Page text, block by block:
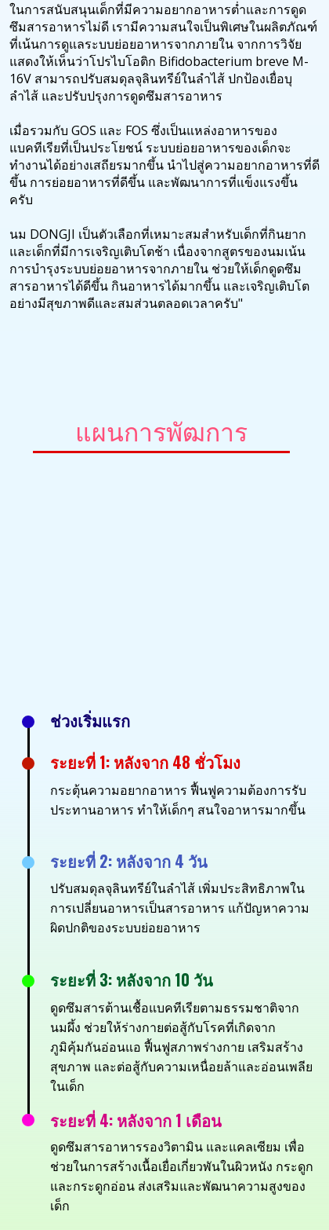
ในการสนับสนุนเด็กที่มีความอยากอาหารต่ำและการดูด
ซึมสารอาหารไม่ดี เรามีความสนใจเป็นพิเศษในผลิตภัณฑ์
ที่เน้นการดูแลระบบย่อยอาหารจากภายใน จากการวิจัย
แสดงให้เห็นว่าโปรไบโอติก Bifidobacterium breve M-
16V สามารถปรับสมดุลจุลินทรีย์ในลำไส้ ปกป้องเยื่อบุ
ลำไส้ และปรับปรุงการดูดซึมสารอาหาร
เมื่อรวมกับ GOS และ FOS ซึ่งเป็นแหล่งอาหารของ
แบคทีเรียที่เป็นประโยชน์ ระบบย่อยอาหารของเด็กจะ
ทำงานได้อย่างเสถียรมากขึ้น นำไปสู่ความอยากอาหารที่ดี
ขึ้น การย่อยอาหารที่ดีขึ้น และพัฒนาการที่แข็งแรงขึ้น
ครับ
นม DONGJI เป็นตัวเลือกที่เหมาะสมสำหรับเด็กที่กินยาก
และเด็กที่มีการเจริญเติบโตช้า เนื่องจากสูตรของนมเน้น
การบำรุงระบบย่อยอาหารจากภายใน ช่วยให้เด็กดูดซึม
สารอาหารได้ดีขึ้น กินอาหารได้มากขึ้น และเจริญเติบโต
อย่างมีสุขภาพดีและสมส่วนตลอดเวลาครับ"
แผนการพัฒการ
ช่วงเริ่มแรก
ระยะที่ 1: หลังจาก 48 ชั่วโมง
ระยะที่ 2: หลังจาก 4 วัน
กระตุ้นความอยากอาหาร ฟื้นฟูความต้องการรับ
ประทานอาหาร ทำให้เด็กๆ สนใจอาหารมากขึ้น
ปรับสมดุลจุลินทรีย์ในลำไส้ เพิ่มประสิทธิภาพใน
การเปลี่ยนอาหารเป็นสารอาหาร แก้ปัญหาความ
ผิดปกติของระบบย่อยอาหาร
ระยะที่ 3: หลังจาก 10 วัน
ดูดซึมสารต้านเชื้อแบคทีเรียตามธรรมชาติจาก
นมผึ้ง ช่วยให้ร่างกายต่อสู้กับโรคที่เกิดจาก
ภูมิคุ้มกันอ่อนแอ ฟื้นฟูสภาพร่างกาย เสริมสร้าง
สุขภาพ และต่อสู้กับความเหนื่อยล้าและอ่อนเพลีย
ในเด็ก
ระยะที่ 4: หลังจาก 1 เดือน
ดูดซึมสารอาหารรองวิตามิน และแคลเซียม เพื่อ
ช่วยในการสร้างเนื้อเยื่อเกี่ยวพันในผิวหนัง กระดูก
และกระดูกอ่อน ส่งเสริมและพัฒนาความสูงของ
เด็ก